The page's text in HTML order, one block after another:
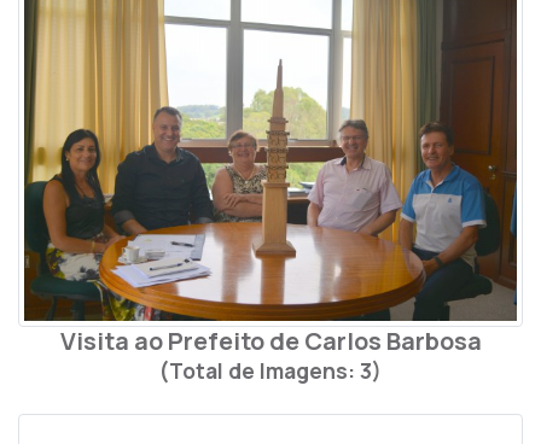
Visita ao Prefeito de Carlos Barbosa
(Total de Imagens: 3)